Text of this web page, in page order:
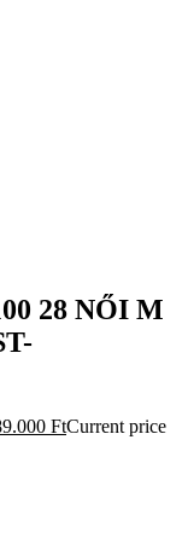
28 NŐI M
FtCurrent price